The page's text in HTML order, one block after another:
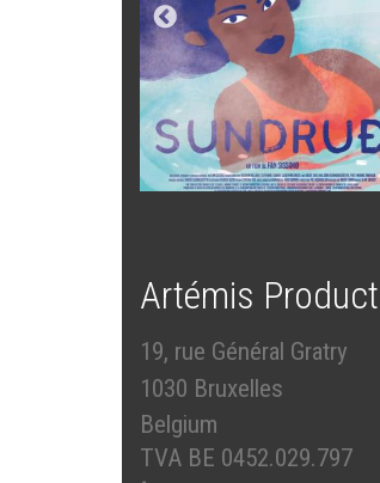
Artémis
19, rue Général Gratry
1030 Bruxelles
Belgium
TVA BE 0452.029.797